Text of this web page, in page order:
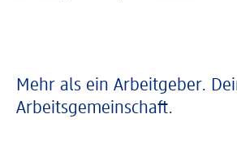
Mehr als ein Arbeitgeber.
Arbeitsgemeinschaft.